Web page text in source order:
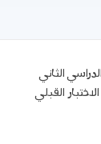
الثاني
القبلي